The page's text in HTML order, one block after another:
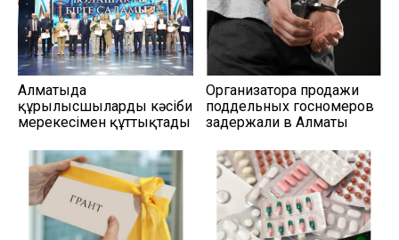
Алматыда
құрылысшыларды кәсіби
мерекесімен құттықтады
Организатора продажи
поддельных госномеров
задержали в Алматы